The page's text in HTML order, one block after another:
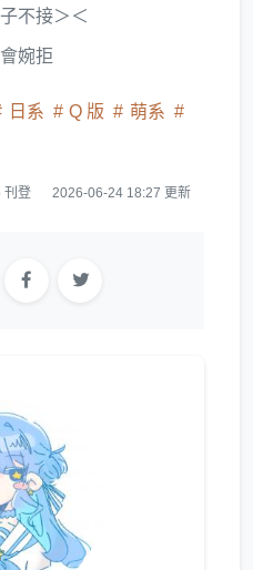
不接＞＜
婉拒
日系 Q 版
萌系
刊登 2026-06-24 18:27 更新